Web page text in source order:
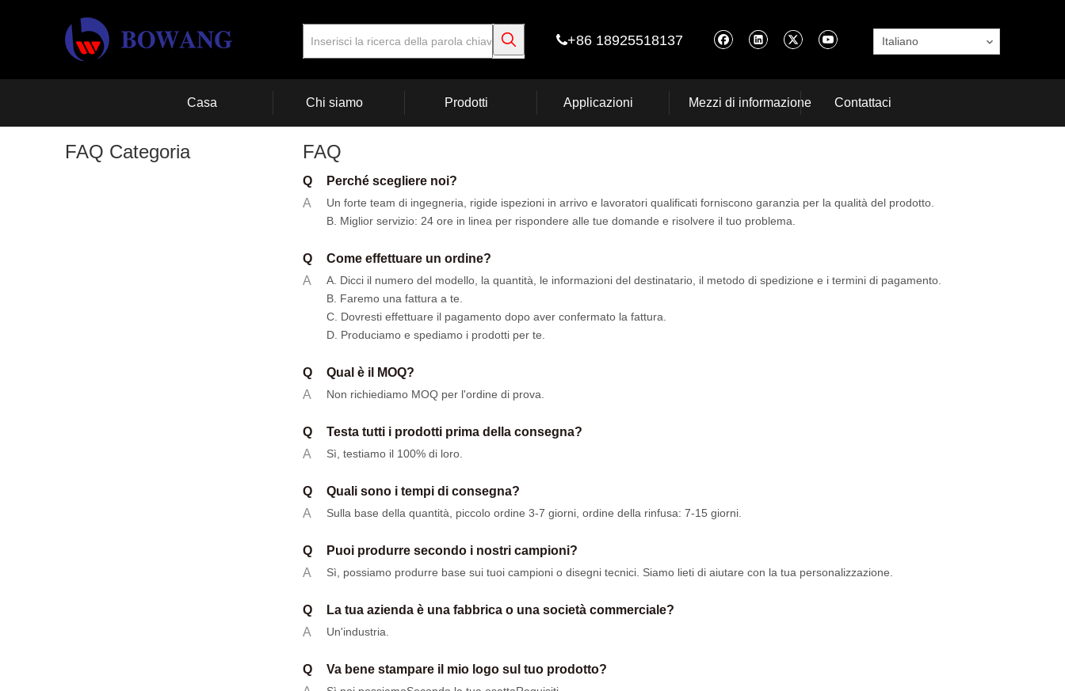
+86 18925518137 Italiano
Casa Chi siamo Prodotti Applicazioni Mezzi di informazione Contattaci
FAQ Categoria FAQ
Q
Perché scegliere noi?
A
Un forte team di ingegneria, rigide ispezioni in arrivo e lavoratori qualificati forniscono garanzia per la qualità del prodotto.
B. Miglior servizio: 24 ore in linea per rispondere alle tue domande e risolvere il tuo problema.
Q
Come effettuare un ordine?
A
A. Dicci il numero del modello, la quantità, le informazioni del destinatario, il metodo di spedizione e i termini di pagamento.
B. Faremo una fattura a te.
C. Dovresti effettuare il pagamento dopo aver confermato la fattura.
D. Produciamo e spediamo i prodotti per te.
Q
Qual è il MOQ?
A
Non richiediamo MOQ per l'ordine di prova.
Q
Testa tutti i prodotti prima della consegna?
A
Sì, testiamo il 100% di loro.
Q
Quali sono i tempi di consegna?
A
Sulla base della quantità, piccolo ordine 3-7 giorni, ordine della rinfusa: 7-15 giorni.
Q
Puoi produrre secondo i nostri campioni?
A
Sì, possiamo produrre base sui tuoi campioni o disegni tecnici. Siamo lieti di aiutare con la tua personalizzazione.
Q
La tua azienda è una fabbrica o una società commerciale?
A
Un'industria.
Q
Va bene stampare il mio logo sul tuo prodotto?